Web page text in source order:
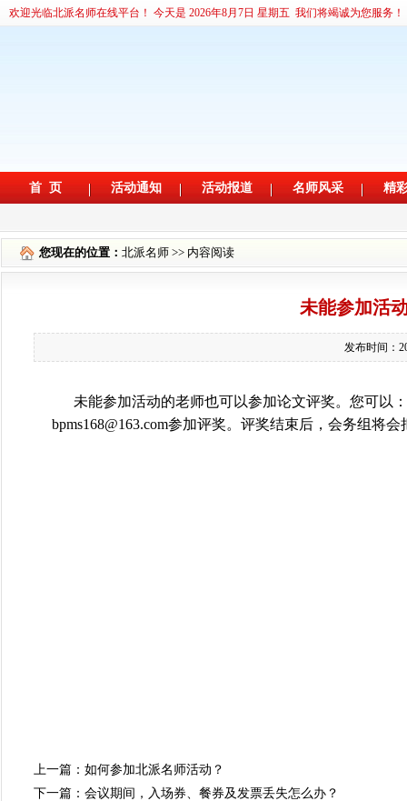
您现在的位置： 北派名师 >> 内容阅读
未能参加活
发布时间：
未能参加活动的老师也可以参加论文评奖。您可以
bpms168@163.com参加评奖。评奖结束后，会务组将会
上一篇： 如何参加北派名师活动？
下一篇： 会议期间，入场券、餐券及发票丢失怎么办？